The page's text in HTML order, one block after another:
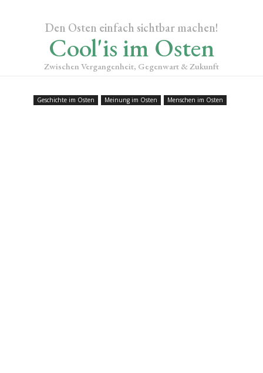
Den Osten einfach sichtbar machen!
Cool'is im Osten
Zwischen Vergangenheit, Gegenwart & Zukunft
Geschichte im Osten Meinung im Osten Menschen im Osten